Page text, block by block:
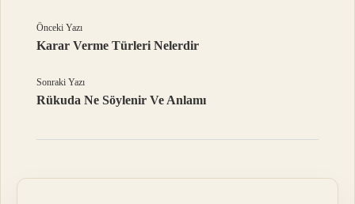
Önceki Yazı
Karar Verme Türleri Nelerdir
Sonraki Yazı
Rükuda Ne Söylenir Ve Anlamı